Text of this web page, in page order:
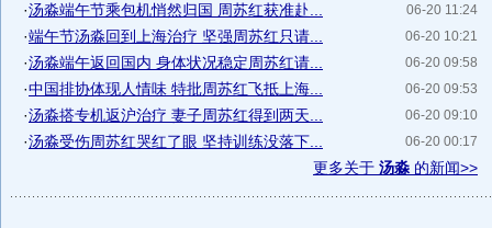
06-20 11:24
·汤淼端午节乘包机悄然归国 周苏红获准赴...
06-20 10:21
·端午节汤淼回到上海治疗 坚强周苏红只请...
06-20 09:58
·汤淼端午返回国内 身体状况稳定周苏红请...
06-20 09:53
·中国排协体现人情味 特批周苏红飞抵上海...
06-20 09:10
·汤淼搭专机返沪治疗 妻子周苏红得到两天...
06-20 00:17
·汤淼受伤周苏红哭红了眼 坚持训练没落下...
更多关于 汤淼 的新闻>>